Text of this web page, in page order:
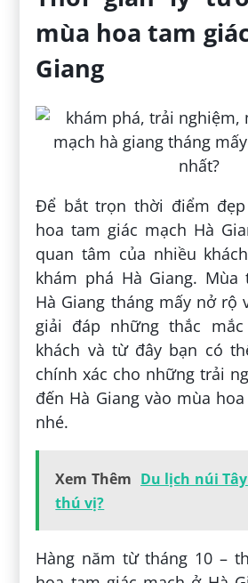
mùa hoa tam
Giang
Để bắt trọn thời điểm
hoa tam giác mạch Hà
quan tâm của nhiều
khám phá Hà Giang. Mùa
Hà Giang tháng mấy nở rộ
giải đáp những thắc
khách và từ đây bạn có
chính xác cho những trải
đến Hà Giang vào mùa
nhé.
Xem Thêm Du lịch núi
thú vị?
Hàng năm từ tháng 10 –